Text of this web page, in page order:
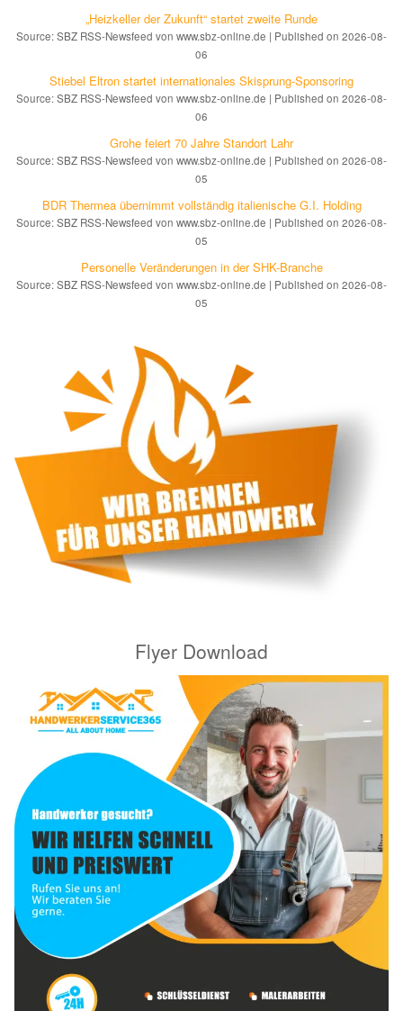
„Heizkeller der Zu­kunft“ star­tet zwei­te Run­de
Source: SBZ RSS-Newsfeed von www.sbz-online.de
Published on 2026-08-
06
Stiebel Eltron startet internatio­nales Ski­sprung-Spon­soring
Source: SBZ RSS-Newsfeed von www.sbz-online.de
Published on 2026-08-
06
Grohe feiert 70 Jahre Standort Lahr
Source: SBZ RSS-Newsfeed von www.sbz-online.de
Published on 2026-08-
05
BDR Thermea übernimmt vollständig italienische G.I. Holding
Source: SBZ RSS-Newsfeed von www.sbz-online.de
Published on 2026-08-
05
Personelle Veränderungen in der SHK-Branche
Source: SBZ RSS-Newsfeed von www.sbz-online.de
Published on 2026-08-
05
Flyer Download